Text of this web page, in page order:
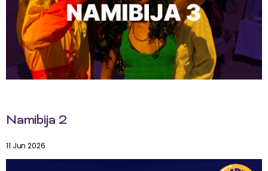
Namibija 2
11 Jun 2026